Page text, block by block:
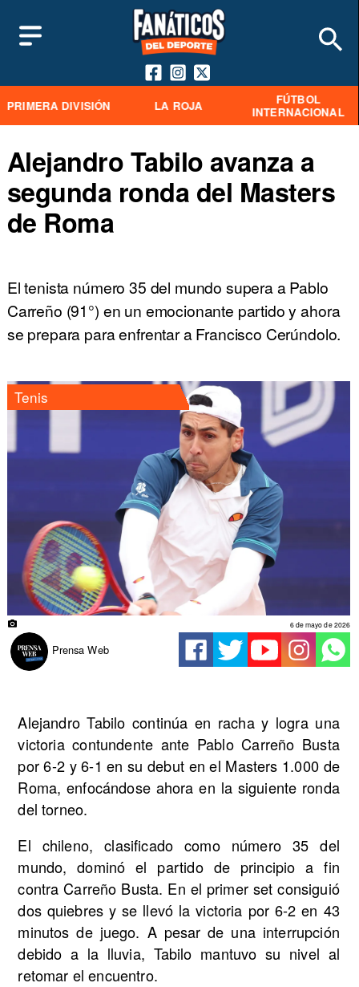
PRIMERA DIVISIÓN LA ROJA
FÚTBOL
INTERNACIONAL
Alejandro Tabilo avanza a
segunda ronda del Masters
de Roma
El tenista número 35 del mundo supera a Pablo
Carreño (91°) en un emocionante partido y ahora
se prepara para enfrentar a Francisco Cerúndolo.
Tenis
Prensa Web
6 de mayo de 2026
Alejandro Tabilo continúa en racha y logra una
victoria contundente ante Pablo Carreño Busta
por 6-2 y 6-1 en su debut en el Masters 1.000 de
Roma, enfocándose ahora en la siguiente ronda
del torneo.
El chileno, clasificado como número 35 del
mundo, dominó el partido de principio a fin
contra Carreño Busta. En el primer set consiguió
dos quiebres y se llevó la victoria por 6-2 en 43
minutos de juego. A pesar de una interrupción
debido a la lluvia, Tabilo mantuvo su nivel al
retomar el encuentro.